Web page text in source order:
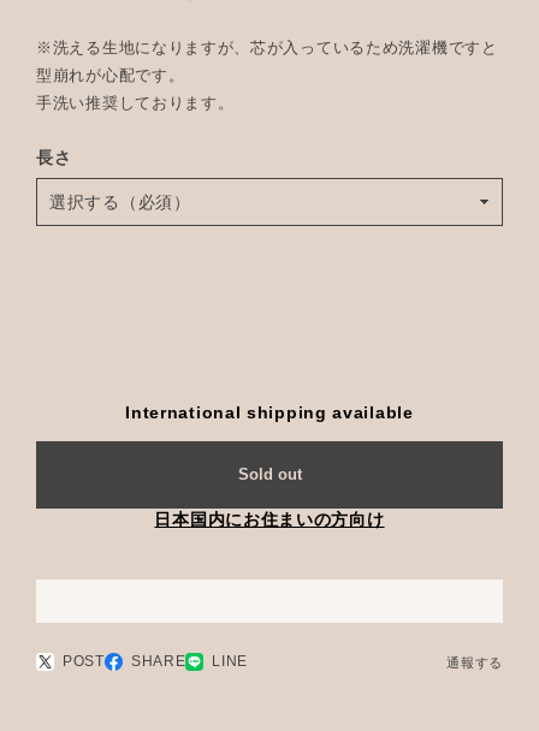
※洗える生地になりますが、芯が入っているため洗濯機ですと
型崩れが心配です。
手洗い推奨しております。
長さ
International shipping available
Sold out
日本国内にお住まいの方向け
POST SHARE LINE 通報する